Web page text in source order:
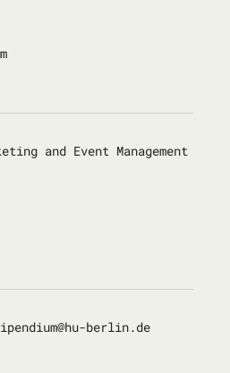
and Event Management
berlin.de